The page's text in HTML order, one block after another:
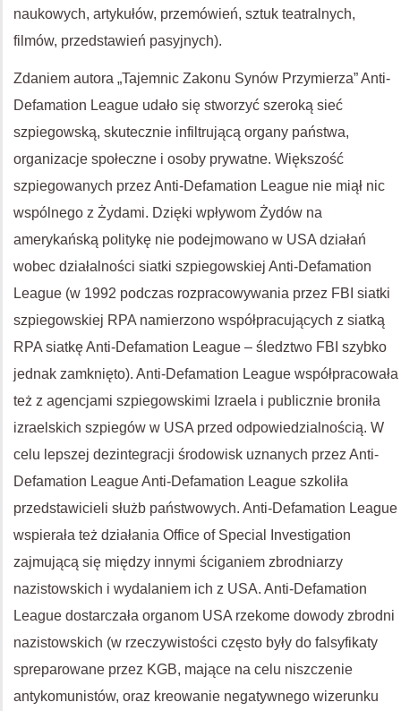
naukowych, artykułów, przemówień, sztuk teatralnych,
filmów, przedstawień pasyjnych).
Zdaniem autora „Tajemnic Zakonu Synów Przymierza” Anti-
Defamation League udało się stworzyć szeroką sieć
szpiegowską, skutecznie infiltrującą organy państwa,
organizacje społeczne i osoby prywatne. Większość
szpiegowanych przez Anti-Defamation League nie miął nic
wspólnego z Żydami. Dzięki wpływom Żydów na
amerykańską politykę nie podejmowano w USA działań
wobec działalności siatki szpiegowskiej Anti-Defamation
League (w 1992 podczas rozpracowywania przez FBI siatki
szpiegowskiej RPA namierzono współpracujących z siatką
RPA siatkę Anti-Defamation League – śledztwo FBI szybko
jednak zamknięto). Anti-Defamation League współpracowała
też z agencjami szpiegowskimi Izraela i publicznie broniła
izraelskich szpiegów w USA przed odpowiedzialnością. W
celu lepszej dezintegracji środowisk uznanych przez Anti-
Defamation League Anti-Defamation League szkoliła
przedstawicieli służb państwowych. Anti-Defamation League
wspierała też działania Office of Special Investigation
zajmującą się między innymi ściganiem zbrodniarzy
nazistowskich i wydalaniem ich z USA. Anti-Defamation
League dostarczała organom USA rzekome dowody zbrodni
nazistowskich (w rzeczywistości często były do falsyfikaty
spreparowane przez KGB, mające na celu niszczenie
antykomunistów, oraz kreowanie negatywnego wizerunku